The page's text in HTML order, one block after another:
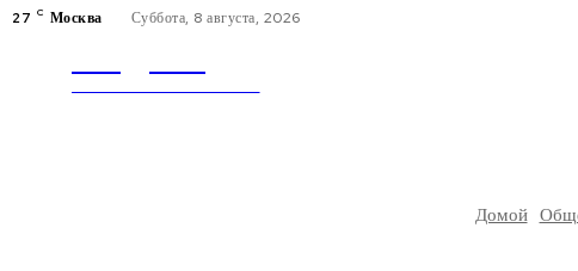
27 C Москва Суббота, 8 августа, 2026
Домой